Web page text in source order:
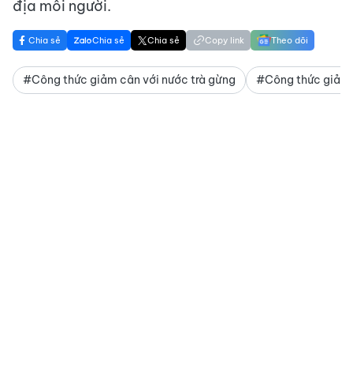
địa mỗi người.
Chia sẻ Chia sẻ Chia sẻ Copy link Theo dõi
#Công thức giảm cân với nước trà gừng #Công thức giảm